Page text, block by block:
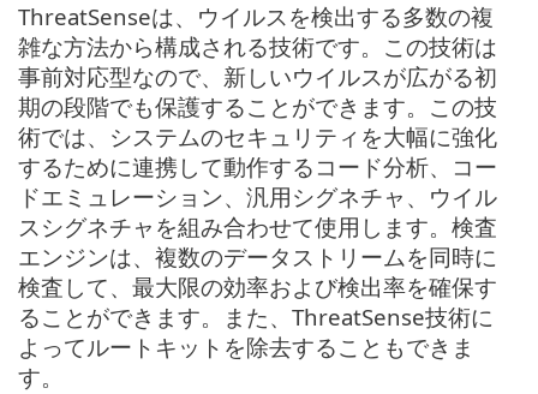
ThreatSenseは、ウイルスを検出する多数の複
雑な方法から構成される技術です。この技術は
事前対応型なので、新しいウイルスが広がる初
期の段階でも保護することができます。この技
術では、システムのセキュリティを大幅に強化
するために連携して動作するコード分析、コー
ドエミュレーション、汎用シグネチャ、ウイル
スシグネチャを組み合わせて使用します。検査
エンジンは、複数のデータストリームを同時に
検査して、最大限の効率および検出率を確保す
ることができます。また、ThreatSense技術に
よってルートキットを除去することもできま
す。